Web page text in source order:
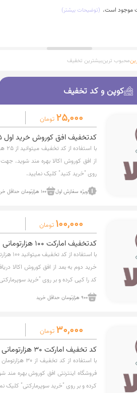
موجود است. (توضیحات بیشتر)
محبوب ترینبیشترین تخفیف
کوپن و کد تخفیف
کوپن و کد تخفیف
کدتخفیف افق کوروش خرید اول 25 هزارتومانی
از افق کوروش اکالا بهره مند شوید.
روی "خرید کنید" کلیک نمایید.
ویژه سفارش اول 100 هزارتومان حداقل خرید
25,000 تومان
کدتخفیف امارکت 100 هزارتومانی
خرید دوم به بعد از افق کوروش اکالا
کد را کپی کرده و بر روی "خرید
900 هزارتومان حداقل خرید
100,000 تومان
کد تخفیف امارکت 30 هزارتومانی ویژه اولین خرید
فروشگاه اینترنتی افق کوروش بهره
کرده و بر روی "خرید سوپرمارکتی" کلیک
30,000 تومان